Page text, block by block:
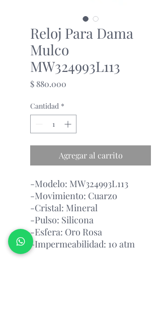
Reloj Para Dama
Mulco
MW324993L113
$ 880.000
Cantidad *
Agregar al carrito
-Modelo: MW324993L113
-Movimiento: Cuarzo
-Cristal: Mineral
-Pulso: Silicona
-Esfera: Oro Rosa
-Impermeabilidad: 10 atm